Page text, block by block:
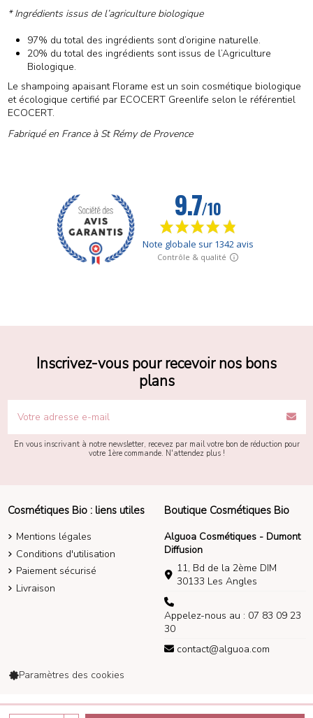
* Ingrédients issus de l’agriculture biologique
97% du total des ingrédients sont d’origine naturelle.
20% du total des ingrédients sont issus de l’Agriculture
Biologique.
Le shampoing apaisant Florame est un soin cosmétique biologique
et écologique certifié par ECOCERT Greenlife selon le référentiel
ECOCERT.
Fabriqué en France à St Rémy de Provence
Inscrivez-vous pour recevoir nos bons
plans
En vous inscrivant à notre newsletter, recevez par mail votre bon de réduction pour
votre 1ère commande. N'attendez plus !
Cosmétiques Bio : liens utiles
Mentions légales
Conditions d'utilisation
Paiement sécurisé
Livraison
Boutique Cosmétiques Bio
Alguoa Cosmétiques - Dumont
Diffusion
11, Bd de la 2ème DIM
30133 Les Angles
Appelez-nous au : 07 83 09 23
30
contact@alguoa.com
Paramètres des cookies
Alguoa Cosmétiques 2014-2026